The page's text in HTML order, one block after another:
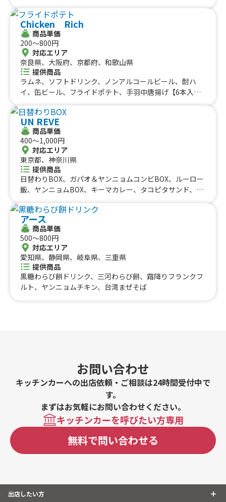
Chicken Rich
商品単価
200〜800円
対応エリア
奈良県、大阪府、京都府、和歌山県
提供商品
ラムネ、ソフトドリンク、ノンアルコールビール、酎ハ
イ、缶ビール、フライドポテト、手羽中唐揚げ【6本入
き鳥
UN REVE
商品単価
400〜1,000円
対応エリア
東京都、神奈川県
提供商品
日替わりBOX、ガパオ＆ヤンニョムコンビBOX、ルーロー
飯、ヤンニョムBOX、キーマカレー、タコピタサンド、チ
焼きポテトのチリコンカンのせ、焼きポテト、ひよこ豆の
ファラフェルサンド、ソイヤンニョムサンド、ソイタコラ
イス、ソイガパオライス
アース
商品単価
500〜800円
対応エリア
愛知県、静岡県、岐阜県、三重県
提供商品
黒糖わらび餅ドリンク、三河わらび餅、霜降りフランクフ
ルト、ヤンニョムチキン、台湾まぜそば
お問い合わせ
キッチンカーへの出店依頼・ご相談は24時間受付中で
す。
まずはお気軽にお問い合わせください。
キッチンカーを呼びたい方専用
無料で問い合わせる
出店したい方